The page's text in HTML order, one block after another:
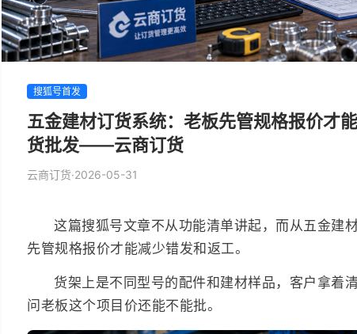
搜狐号首发
五金建材订货系统：老板先管规格报价才
货批发——云商订货
云商订货·2026-05-31
这篇搜狐号文章不从功能清单讲起，而从五金建
先管规格报价才能减少错发和返工。
货架上是不同型号的配件和建材样品，客户拿着
问老板这个项目价还能不能批。